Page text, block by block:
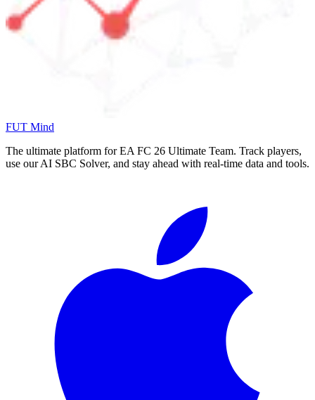
FUT Mind
The ultimate platform for EA FC 26 Ultimate Team. Track players,
use our AI SBC Solver, and stay ahead with real-time data and tools.